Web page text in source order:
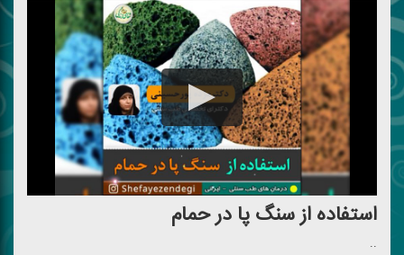
استفاده از سنگ پا در حمام
..